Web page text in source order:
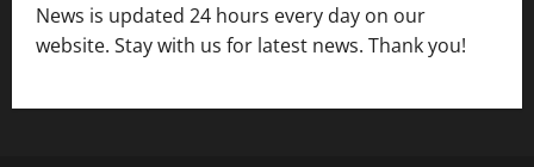
News is updated 24 hours every day on our
website. Stay with us for latest news. Thank you!